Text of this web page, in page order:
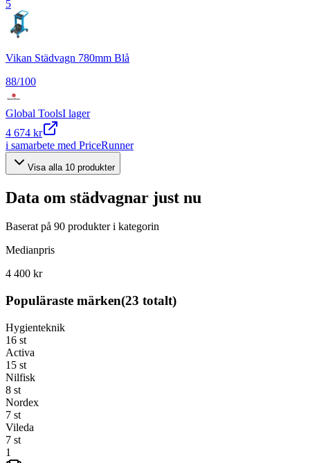
5
Vikan Städvagn 780mm Blå
88/100
Global ToolsI lager
4 674 kr
i samarbete med PriceRunner
Visa alla 10 produkter
Data om städvagnar just nu
Baserat på 90 produkter i kategorin
Medianpris
4 400 kr
Populäraste märken(23 totalt)
Hygienteknik
16 st
Activa
15 st
Nilfisk
8 st
Nordex
7 st
Vileda
7 st
1